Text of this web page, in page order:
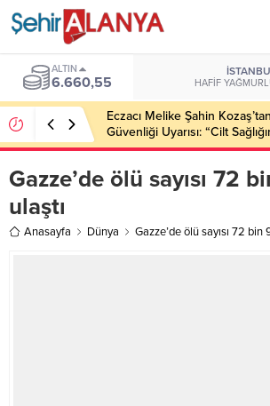
ALTIN
6.660,55 HAFIF
Eczacı Melike Şahin
Güvenliği Uyarısı: “Cilt
ve Güvenilir Ürün Kullanımı
Gazze’de ölü sayısı 72
ulaştı
Anasayfa Dünya Gazze’de ölü sayısı 72 bin